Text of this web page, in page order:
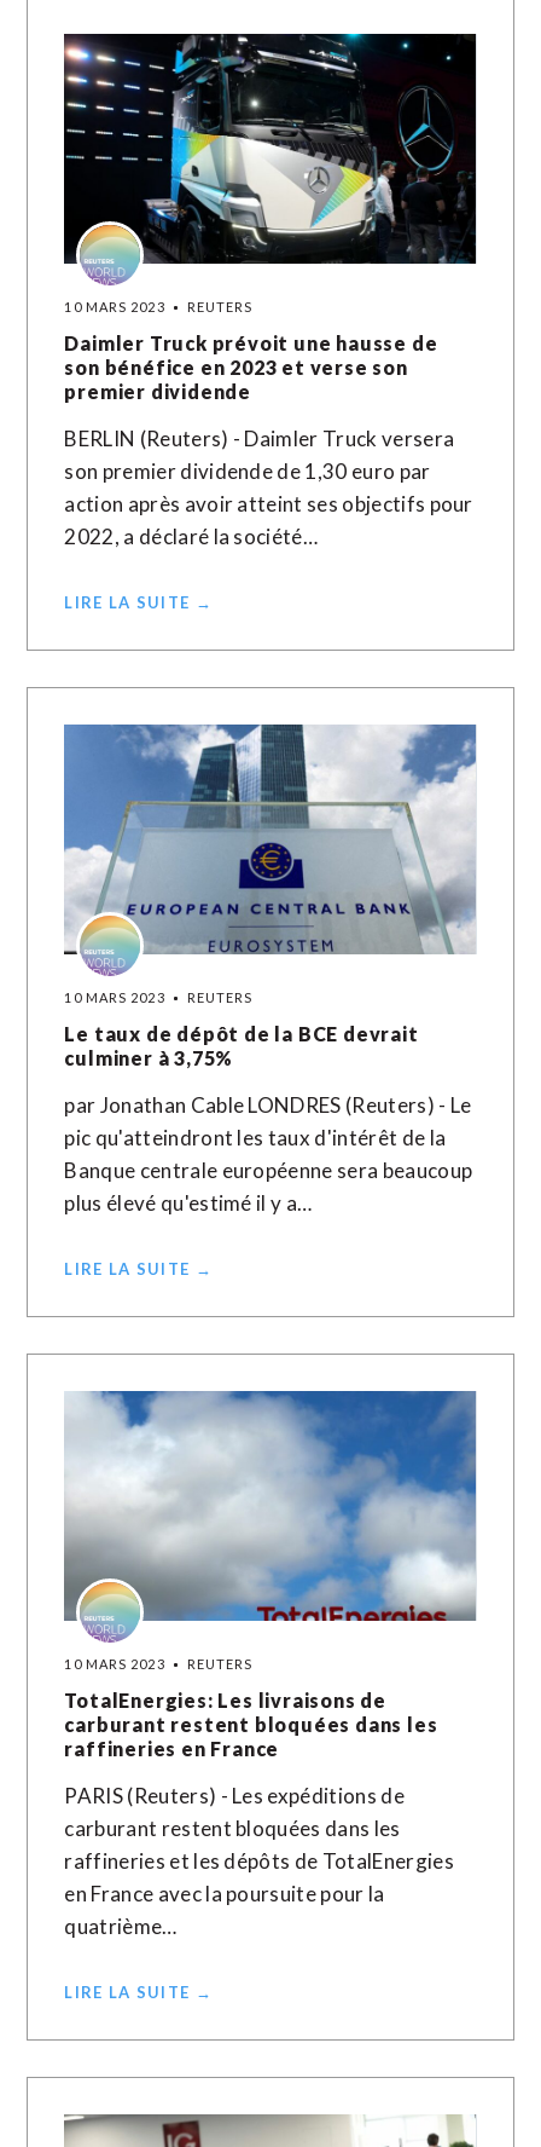
10 MARS 2023 REUTERS
Daimler Truck prévoit une hausse de
son bénéfice en 2023 et verse son
premier dividende
BERLIN (Reuters) - Daimler Truck versera
son premier dividende de 1,30 euro par
action après avoir atteint ses objectifs pour
2022, a déclaré la société…
LIRE LA SUITE →
10 MARS 2023 REUTERS
Le taux de dépôt de la BCE devrait
culminer à 3,75%
par Jonathan Cable LONDRES (Reuters) - Le
pic qu'atteindront les taux d'intérêt de la
Banque centrale européenne sera beaucoup
plus élevé qu'estimé il y a…
LIRE LA SUITE →
10 MARS 2023 REUTERS
TotalEnergies: Les livraisons de
carburant restent bloquées dans les
raffineries en France
PARIS (Reuters) - Les expéditions de
carburant restent bloquées dans les
raffineries et les dépôts de TotalEnergies
en France avec la poursuite pour la
quatrième…
LIRE LA SUITE →